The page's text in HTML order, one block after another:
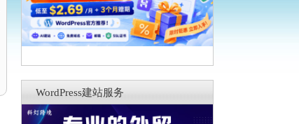
WordPress建站服务